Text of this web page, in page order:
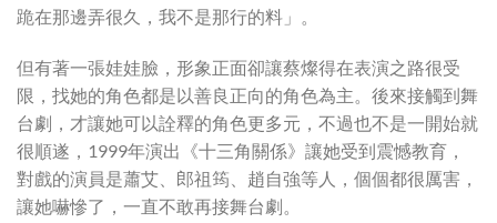
跪在那邊弄很久，我不是那行的料」。
但有著一張娃娃臉，形象正面卻讓蔡燦得在表演之路很受
限，找她的角色都是以善良正向的角色為主。後來接觸到舞
台劇，才讓她可以詮釋的角色更多元，不過也不是一開始就
很順遂，1999年演出《十三角關係》讓她受到震憾教育，
對戲的演員是蕭艾、郎祖筠、趙自強等人，個個都很厲害，
讓她嚇慘了，一直不敢再接舞台劇。